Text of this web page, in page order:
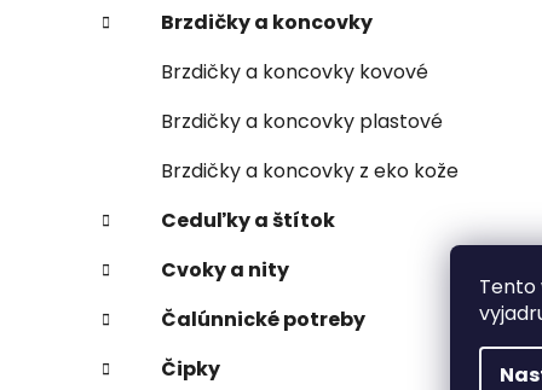
Tento
Brzdičky a koncovky
Brzdičky a koncovky kovové
Brzdičky a koncovky plastové
Brzdičky a koncovky z eko kože
Ceduľky a štítok
Cvoky a nity
Čalúnnické potreby
Čipky